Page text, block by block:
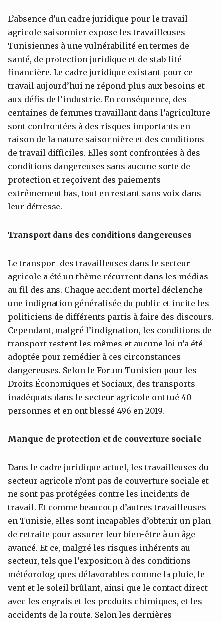
L’absence d’un cadre juridique pour le travail
agricole saisonnier expose les travailleuses
Tunisiennes à une vulnérabilité en termes de
santé, de protection juridique et de stabilité
financière. Le cadre juridique existant pour ce
travail aujourd’hui ne répond plus aux besoins et
aux défis de l’industrie. En conséquence, des
centaines de femmes travaillant dans l’agriculture
sont confrontées à des risques importants en
raison de la nature saisonnière et des conditions
de travail difficiles. Elles sont confrontées à des
conditions dangereuses sans aucune sorte de
protection et reçoivent des paiements
extrêmement bas, tout en restant sans voix dans
leur détresse.
Transport dans des conditions dangereuses
Le transport des travailleuses dans le secteur
agricole a été un thème récurrent dans les médias
au fil des ans. Chaque accident mortel déclenche
une indignation généralisée du public et incite les
politiciens de différents partis à faire des discours.
Cependant, malgré l’indignation, les conditions de
transport restent les mêmes et aucune loi n’a été
adoptée pour remédier à ces circonstances
dangereuses. Selon le Forum Tunisien pour les
Droits Économiques et Sociaux, des transports
inadéquats dans le secteur agricole ont tué 40
personnes et en ont blessé 496 en 2019.
Manque de protection et de couverture sociale
Dans le cadre juridique actuel, les travailleuses du
secteur agricole n’ont pas de couverture sociale et
ne sont pas protégées contre les incidents de
travail. Et comme beaucoup d’autres travailleuses
en Tunisie, elles sont incapables d’obtenir un plan
de retraite pour assurer leur bien-être à un âge
avancé. Et ce, malgré les risques inhérents au
secteur, tels que l’exposition à des conditions
météorologiques défavorables comme la pluie, le
vent et le soleil brûlant, ainsi que le contact direct
avec les engrais et les produits chimiques, et les
accidents de la route. Selon les dernières